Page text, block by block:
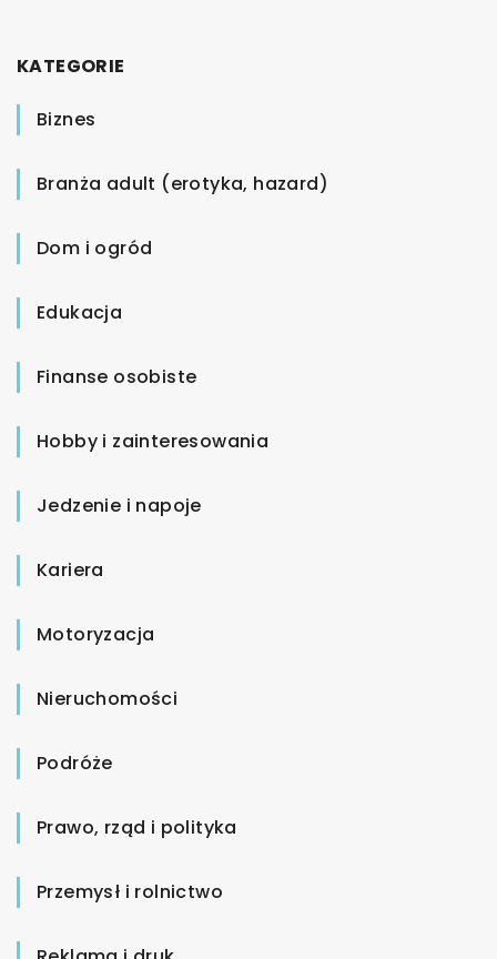
KATEGORIE
Biznes
Branża adult (erotyka, hazard)
Dom i ogród
Edukacja
Finanse osobiste
Hobby i zainteresowania
Jedzenie i napoje
Kariera
Motoryzacja
Nieruchomości
Podróże
Prawo, rząd i polityka
Przemysł i rolnictwo